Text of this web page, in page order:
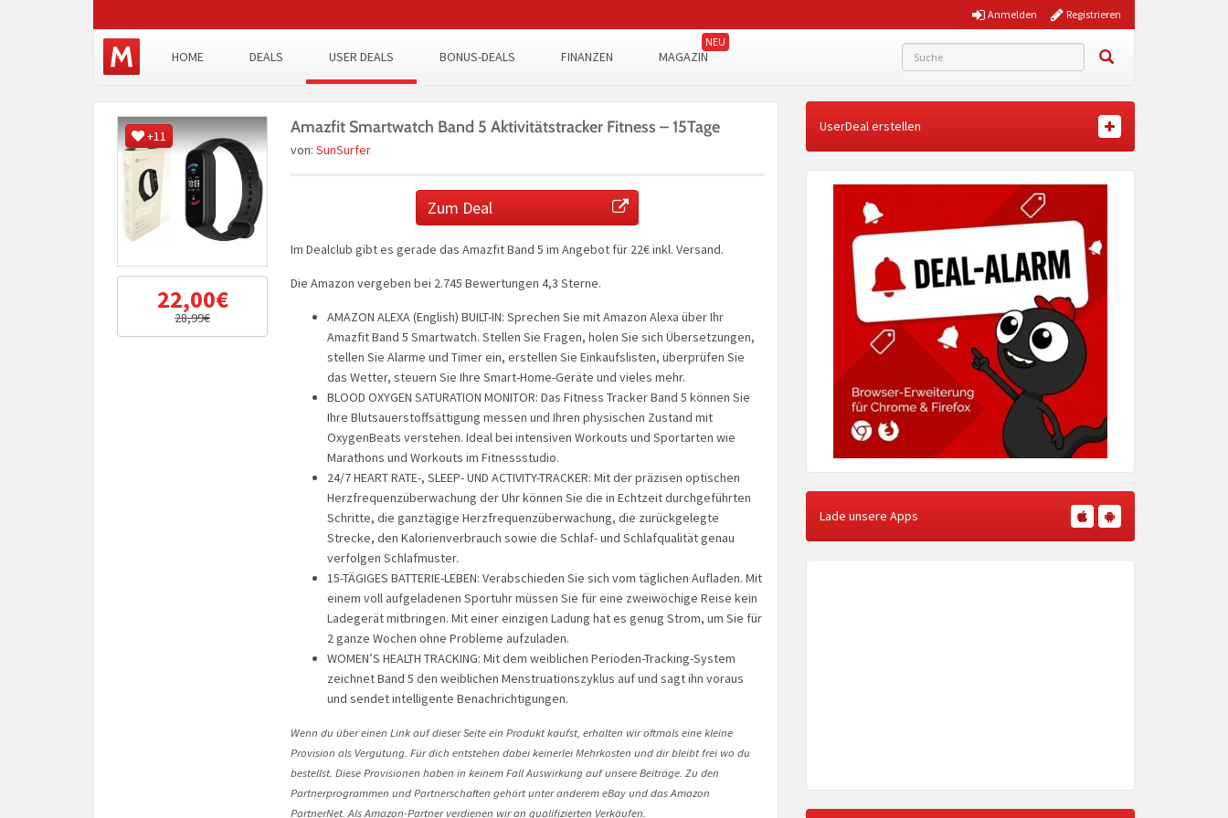
Registrieren
Anmelden
HOME DEALS USER DEALS BONUS-DEALS FINANZEN MAGAZIN
+11
22,00€
28,99€
Amazfit Smartwatch Band 5 Aktivitätstracker Fitness – 15Tage
von: SunSurfer
Zum Deal
Im Dealclub gibt es gerade das Amazfit Band 5 im Angebot für 22€ inkl. Versand.
Die Amazon vergeben bei 2.745 Bewertungen 4,3 Sterne.
AMAZON ALEXA (English) BUILT-IN: Sprechen Sie mit Amazon Alexa über Ihr
Amazfit Band 5 Smartwatch. Stellen Sie Fragen, holen Sie sich Übersetzungen,
stellen Sie Alarme und Timer ein, erstellen Sie Einkaufslisten, überprüfen Sie
das Wetter, steuern Sie Ihre Smart-Home-Geräte und vieles mehr.
BLOOD OXYGEN SATURATION MONITOR: Das Fitness Tracker Band 5 können Sie
Ihre Blutsauerstoffsättigung messen und Ihren physischen Zustand mit
OxygenBeats verstehen. Ideal bei intensiven Workouts und Sportarten wie
Marathons und Workouts im Fitnessstudio.
24/7 HEART RATE-, SLEEP- UND ACTIVITY-TRACKER: Mit der präzisen optischen
Herzfrequenzüberwachung der Uhr können Sie die in Echtzeit durchgeführten
Schritte, die ganztägige Herzfrequenzüberwachung, die zurückgelegte
Strecke, den Kalorienverbrauch sowie die Schlaf- und Schlafqualität genau
verfolgen Schlafmuster.
15-TÄGIGES BATTERIE-LEBEN: Verabschieden Sie sich vom täglichen Aufladen. Mit
einem voll aufgeladenen Sportuhr müssen Sie für eine zweiwöchige Reise kein
Ladegerät mitbringen. Mit einer einzigen Ladung hat es genug Strom, um Sie für
2 ganze Wochen ohne Probleme aufzuladen.
WOMEN’S HEALTH TRACKING: Mit dem weiblichen Perioden-Tracking-System
zeichnet Band 5 den weiblichen Menstruationszyklus auf und sagt ihn voraus
und sendet intelligente Benachrichtigungen.
Wenn du über einen Link auf dieser Seite ein Produkt kaufst, erhalten wir oftmals eine kleine
Provision als Vergütung. Für dich entstehen dabei keinerlei Mehrkosten und dir bleibt frei wo du
bestellst. Diese Provisionen haben in keinem Fall Auswirkung auf unsere Beiträge. Zu den
Partnerprogrammen und Partnerschaften gehört unter anderem eBay und das Amazon
PartnerNet. Als Amazon-Partner verdienen wir an qualifizierten Verkäufen.
UserDeal erstellen
Lade unsere Apps